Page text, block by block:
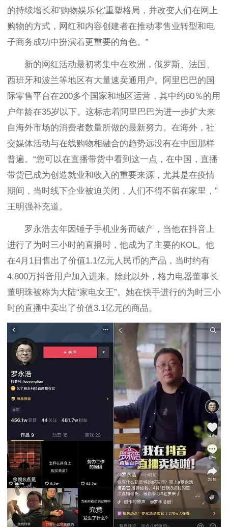
的持续增长和'购物娱乐化'重塑格局，并改变人们在网上
购物的方式，网红和内容创建者在推动零售业转型和电
子商务成功中扮演着更重要的角色。”
新的网红活动最初将集中在欧洲，俄罗斯、法国、
西班牙和波兰等地区有大量速卖通用户。阿里巴巴的国
际零售平台在200多个国家和地区运营，其中约60％的用
户年龄在35岁以下。 这标志着阿里巴巴为进一步扩大来
自海外市场的消费者数量所做的最新努力。在海外，社
交媒体活动与在线购物相融合的趋势远没有在中国那样
普遍。 “您可以在直播带货中看到这一点，在中国，直播
带货已成为创造就业和收入的重要来源，尤其是在疫情
期间，当时线下企业被迫关闭，人们不得不留在家里，”
王明强补充道。
罗永浩去年因锤子手机业务而破产，当他在抖音上
进行了为时三小时的直播时，他成为了主要的KOL。他
在4月1日售出了价值1.1亿元人民币的产品，当时约有
4,800万抖音用户加入进来。除此以外，格力电器董事长
董明珠被称为大陆“家电女王”。她在快手进行的为时三小
时的直播中卖出了价值3.1亿元的商品。